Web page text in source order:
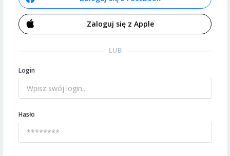
Zaloguj się z Apple
LUB
Login
Hasło